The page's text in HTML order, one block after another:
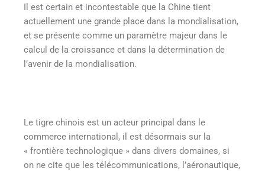
Il est certain et incontestable que la Chine tient
actuellement une grande place dans la mondialisation,
et se présente comme un paramètre majeur dans le
calcul de la croissance et dans la détermination de
l’avenir de la mondialisation.
Le tigre chinois est un acteur principal dans le
commerce international, il est désormais sur la
« frontière technologique » dans divers domaines, si
on ne cite que les télécommunications, l’aéronautique,